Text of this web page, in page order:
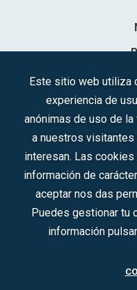
Sociedad Mercantil Estatal
Este sitio web utiliza
experiencia de
anónimas de uso de
a nuestros
interesan. Las
información de
aceptar nos das
Puedes gestionar tu
información